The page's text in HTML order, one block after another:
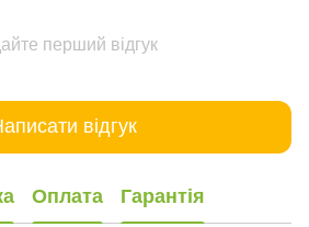
перший відгук
відгук
Оплата Гарантія